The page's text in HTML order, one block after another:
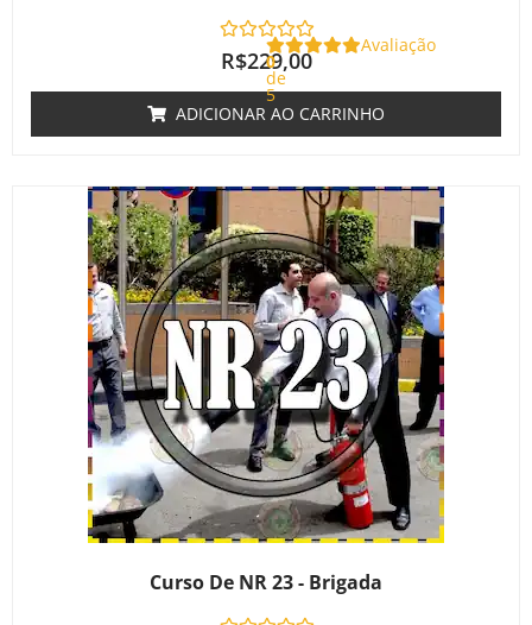
Avaliação
0
de
5
R$229,00
ADICIONAR AO CARRINHO
Curso De NR 23 - Brigada